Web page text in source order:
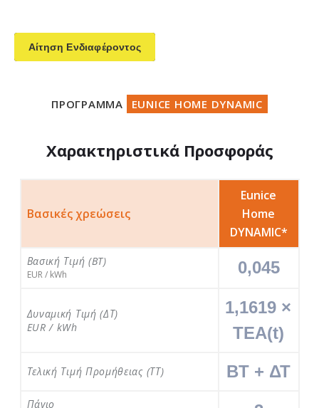
Αίτηση Ενδιαφέροντος
ΠΡΟΓΡΑΜΜΑ EUNICE HOME DYNAMIC
Χαρακτηριστικά Προσφοράς
Βασικές χρεώσεις
Eunice
Home
DYNAMIC*
Βασική Τιμή (BT)
EUR / kWh 0,045
Δυναμική Τιμή (ΔΤ)
EUR / kWh
1,1619 ×
ΤΕΑ(t)
Τελική Τιμή Προμήθειας (ΤΤ) BT + ΔΤ
Πάγιο